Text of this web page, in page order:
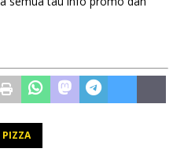
PIZZA